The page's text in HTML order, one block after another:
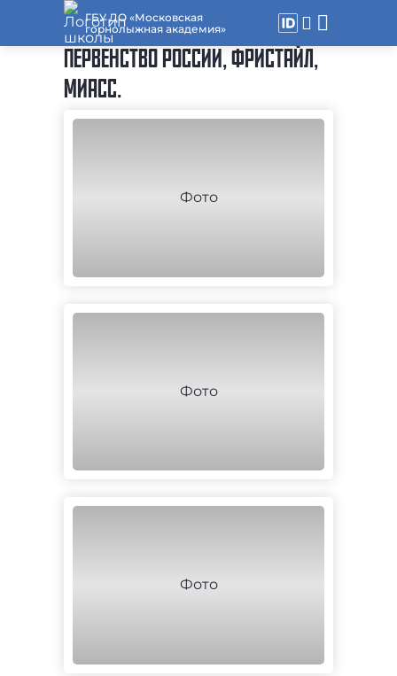
ГБУ ДО «Московская
горнолыжная академия»
ПЕРВЕНСТВО РОССИИ, ФРИСТАЙЛ,
МИАСС.